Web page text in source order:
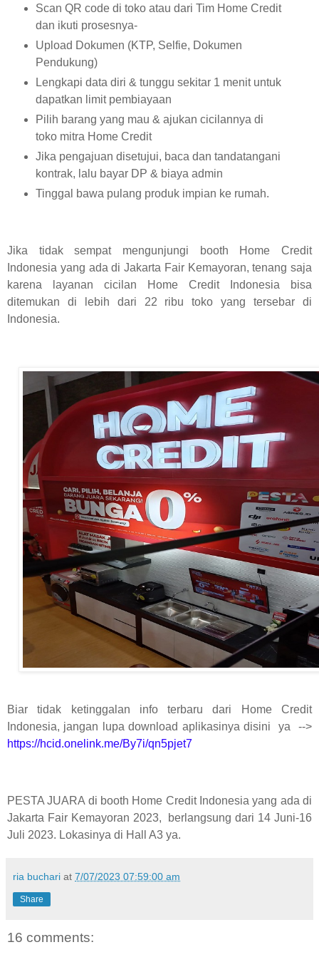
Scan QR code di toko atau dari Tim Home Credit
dan ikuti prosesnya-
Upload Dokumen (KTP, Selfie, Dokumen
Pendukung)
Lengkapi data diri & tunggu sekitar 1 menit untuk
dapatkan limit pembiayaan
Pilih barang yang mau & ajukan cicilannya di
toko mitra Home Credit
Jika pengajuan disetujui, baca dan tandatangani
kontrak, lalu bayar DP & biaya admin
Tinggal bawa pulang produk impian ke rumah.
Jika tidak sempat mengunjungi booth Home Credit
Indonesia yang ada di Jakarta Fair Kemayoran, tenang saja
karena layanan cicilan Home Credit Indonesia bisa
ditemukan di lebih dari 22 ribu toko yang tersebar di
Indonesia.
Biar tidak ketinggalan info terbaru dari Home Credit
Indonesia, jangan lupa download aplikasinya disini ya -->
https://hcid.onelink.me/By7i/qn5pjet7
PESTA JUARA di booth Home Credit Indonesia yang ada di
Jakarta Fair Kemayoran 2023,
berlangsung dari 14 Juni-16
Juli 2023. Lokasinya di Hall A3 ya.
ria buchari at 7/07/2023 07:59:00 am
Share
16 comments: